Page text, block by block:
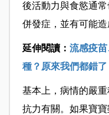
後活動力與食慾通
併發症，並有可能造
延伸閱讀： 流感疫
種？原來我們都錯了
基本上，病情的嚴
抗力有關。如果寶